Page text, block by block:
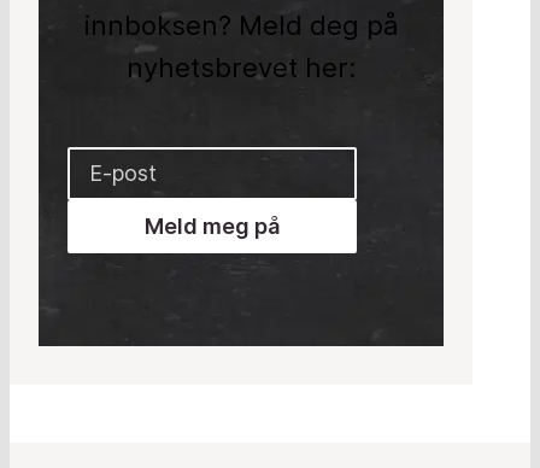
innboksen? Meld deg på
nyhetsbrevet her:
Meld meg på